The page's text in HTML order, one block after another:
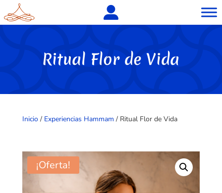
Ritual Flor de Vida
Inicio/ Experiencias Hammam / Ritual Flor de Vida
¡Oferta!